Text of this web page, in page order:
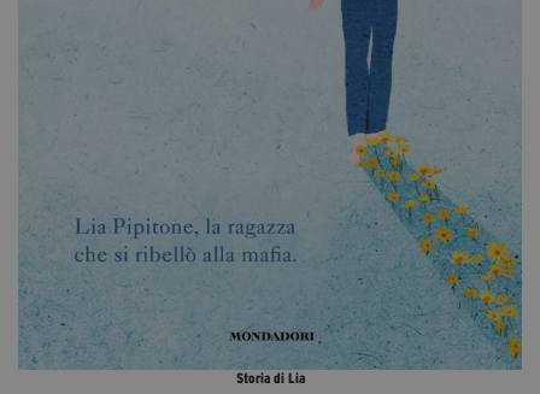
Dona
Fondazione Trame
Chi Siamo
Civico Trame
#Trameascuola
Visioni Civiche
Mostra 3D - Visioni Civiche
Il Diritto di Essere
Storia di Lia